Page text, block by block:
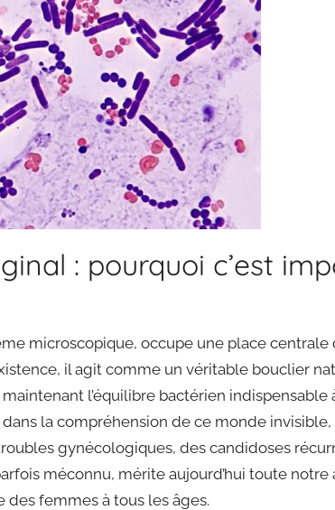
: pourquoi c’est
microscopique, occupe une place centrale
il agit comme un véritable bouclier
l’équilibre bactérien indispensable
la compréhension de ce monde
gynécologiques, des candidoses
méconnu, mérite aujourd’hui toute
femmes à tous les âges.